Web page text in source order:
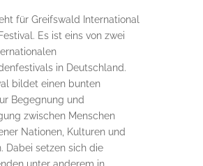
für Greifswald International
Es ist eins von zwei
in Deutschland.
bildet einen bunten
Begegnung und
zwischen Menschen
Nationen, Kulturen und
Dabei setzen sich die